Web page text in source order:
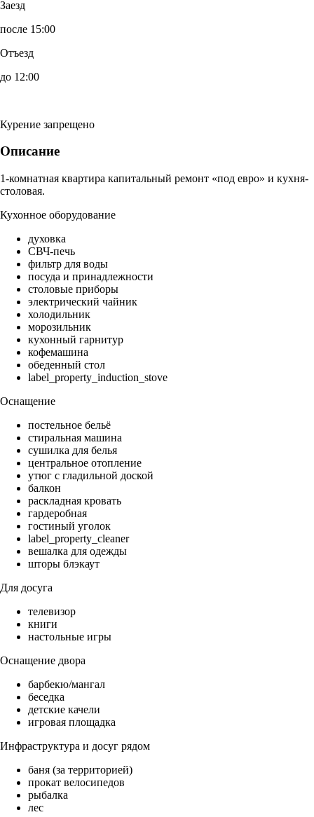
Заезд
после 15:00
Отъезд
до 12:00
Курение запрещено
Описание
1-комнатная квартира капитальный ремонт «под евро» и кухня-
столовая.
Кухонное оборудование
духовка
СВЧ-печь
фильтр для воды
посуда и принадлежности
столовые приборы
электрический чайник
холодильник
морозильник
кухонный гарнитур
кофемашина
обеденный стол
label_property_induction_stove
Оснащение
постельное бельё
стиральная машина
сушилка для белья
центральное отопление
утюг с гладильной доской
балкон
раскладная кровать
гардеробная
гостиный уголок
label_property_cleaner
вешалка для одежды
шторы блэкаут
Для досуга
телевизор
книги
настольные игры
Оснащение двора
барбекю/мангал
беседка
детские качели
игровая площадка
Инфраструктура и досуг рядом
баня (за территорией)
прокат велосипедов
рыбалка
лес